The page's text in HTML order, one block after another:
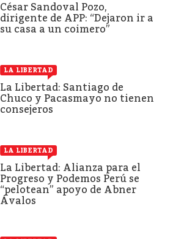
César Sandoval Pozo,
dirigente de APP: “Dejaron ir a
su casa a un coimero”
LA LIBERTAD
La Libertad: Santiago de
Chuco y Pacasmayo no tienen
consejeros
LA LIBERTAD
La Libertad: Alianza para el
Progreso y Podemos Perú se
“pelotean” apoyo de Abner
Ávalos